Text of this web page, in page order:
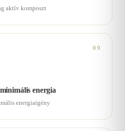
aktív komposzt
09
energia
energiaigény